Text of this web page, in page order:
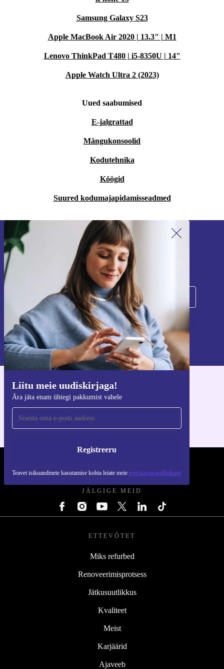
Samsung Galaxy S23
Apple MacBook Air 2020 | 13.3" | M1
Lenovo ThinkPad T480 | i5-8350U | 14"
Apple Watch Ultra 2 (2023)
Uued saabumised
E-jalgrattad
Mängukonsoolid
Kodutehnika
Köögid
Suured kodumajapidamisseadmed
Liitu meie uudiskirjaga!
Ära jäta enam ühtegi pakkumist vahele
Registreeru
Teavet isikuandmete kasutamise kohta leiate meie privaatsuspoliitikast
Liitu meie uudiskirjaga!
Ära jäta enam ühtegi pakkumist vahele.
Registreeru
Teavet isikuandmete kasutamise kohta leiate meie
privaatsuspoliitikast.
Hangi refurbed rakendus
iOS-i ja Androidi jaoks
JÄLGIGE MEID
ETTEVÕTET
Miks refurbed
Renoveerimisprotsess
Jätkusuutlikkus
Kvaliteet
Meist
Karjäärid
Ajaveeb